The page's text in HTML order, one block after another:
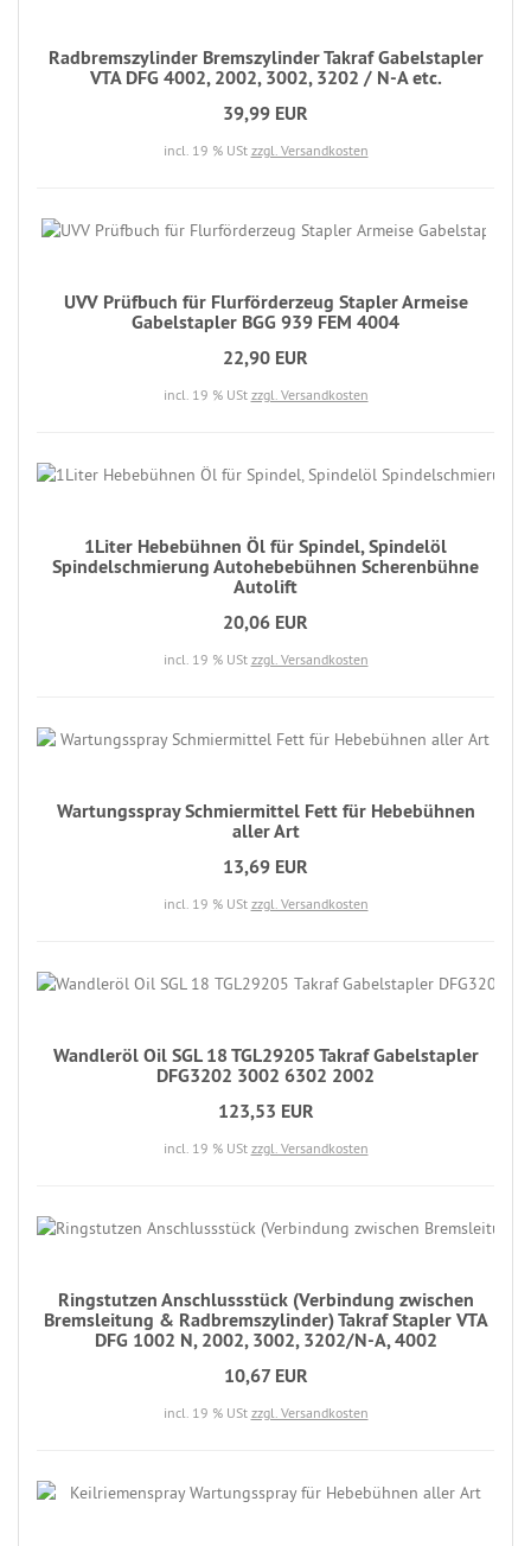
Radbremszylinder Bremszylinder Takraf Gabelstapler
VTA DFG 4002, 2002, 3002, 3202 / N-A etc.
39,99 EUR
incl. 19 % USt zzgl. Versandkosten
UVV Prüfbuch für Flurförderzeug Stapler Armeise
Gabelstapler BGG 939 FEM 4004
22,90 EUR
incl. 19 % USt zzgl. Versandkosten
1Liter Hebebühnen Öl für Spindel, Spindelöl
Spindelschmierung Autohebebühnen Scherenbühne
Autolift
20,06 EUR
incl. 19 % USt zzgl. Versandkosten
Wartungsspray Schmiermittel Fett für Hebebühnen
aller Art
13,69 EUR
incl. 19 % USt zzgl. Versandkosten
Wandleröl Oil SGL 18 TGL29205 Takraf Gabelstapler
DFG3202 3002 6302 2002
123,53 EUR
incl. 19 % USt zzgl. Versandkosten
Ringstutzen Anschlussstück (Verbindung zwischen
Bremsleitung & Radbremszylinder) Takraf Stapler VTA
DFG 1002 N, 2002, 3002, 3202/N-A, 4002
10,67 EUR
incl. 19 % USt zzgl. Versandkosten